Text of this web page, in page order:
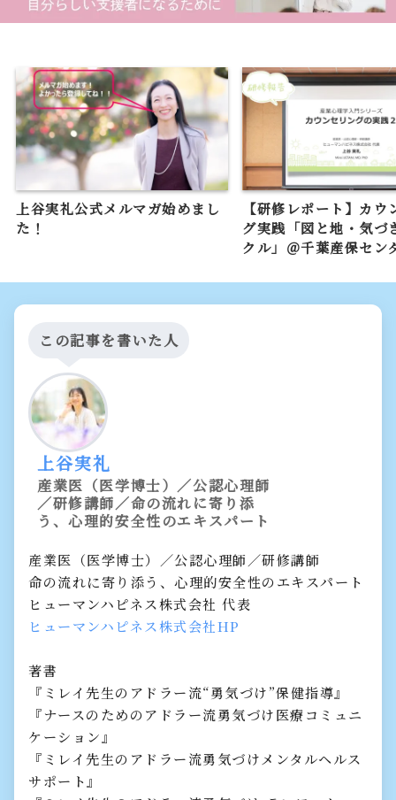
上谷実礼公式メルマガ始めまし
た！
【研修レポート】カウ
グ実践「図と地・気づ
クル」＠千葉産保セン
この記事を書いた人
上谷実礼
産業医（医学博士）／公認心理師
／研修講師／命の流れに寄り添
う、心理的安全性のエキスパート
産業医（医学博士）／公認心理師／研修講師
命の流れに寄り添う、心理的安全性のエキスパート
ヒューマンハピネス株式会社 代表
ヒューマンハピネス株式会社HP
著書
『ミレイ先生のアドラー流“勇気づけ”保健指導』
『ナースのためのアドラー流勇気づけ医療コミュニ
ケーション』
『ミレイ先生のアドラー流勇気づけメンタルヘルス
サポート』